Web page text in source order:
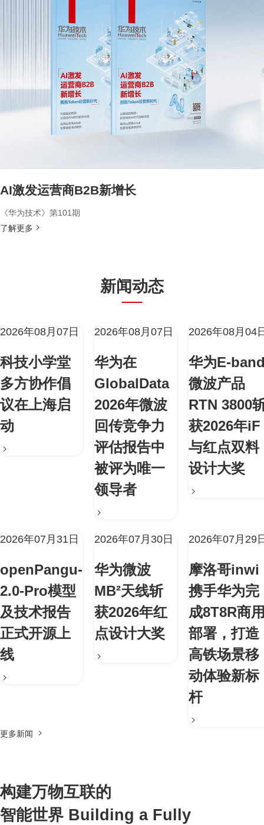
AI激发运营商B2B新增长
《华为技术》第101期
了解更多
新闻动态
2026年08月07日
科技小学堂
多方协作倡
议在上海启
动
2026年08月07日
华为在
GlobalData
2026年微波
回传竞争力
评估报告中
被评为唯一
领导者
2026年08月04
华为E-
微波产品
RTN 3800
获2026年iF
与红点双料
设计大奖
2026年07月31日
openPangu-
2.0-Pro模型
及技术报告
正式开源上
线
2026年07月30日
华为微波
MB²天线斩
获2026年红
点设计大奖
2026年07月29
摩洛哥inwi
携手华为完
成8T8R商
部署，打造
高铁场景移
动体验新标
杆
更多新闻
构建万物互联的
智能世界 Building a Fully